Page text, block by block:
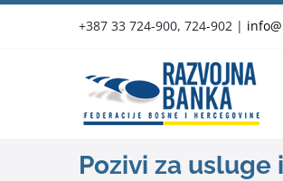
+387 33 724-900, 724-902 |
Pozivi za usluge